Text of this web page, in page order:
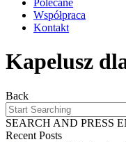
Polecane
Współpraca
Kontakt
Kapelusz
Back
SEARCH AND PRESS
Recent Posts